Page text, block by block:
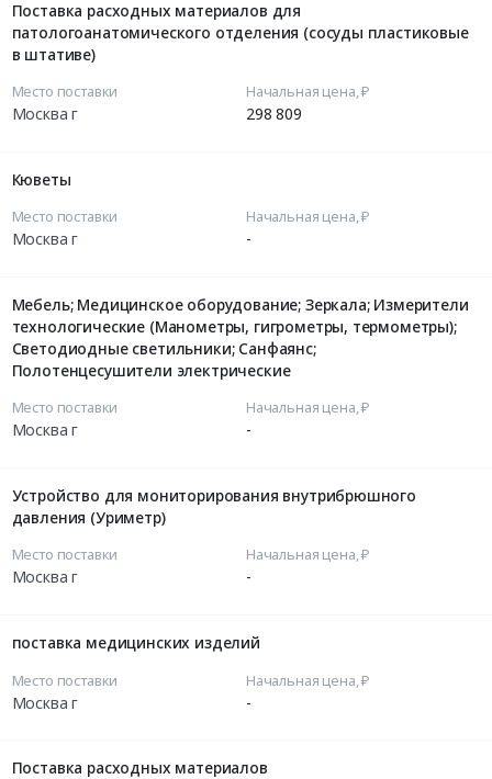
Поставка расходных материалов для
патологоанатомического отделения (сосуды пластиковые
в штативе)
Место поставки
Москва г
Начальная цена, ₽
298 809
Кюветы
Место поставки
Москва г
Начальная цена, ₽
-
Мебель; Медицинское оборудование; Зеркала; Измерители
технологические (Манометры, гигрометры, термометры);
Светодиодные светильники; Санфаянс;
Полотенцесушители электрические
Место поставки
Москва г
Начальная цена, ₽
-
Устройство для мониторирования внутрибрюшного
давления (Уриметр)
Место поставки
Москва г
Начальная цена, ₽
-
поставка медицинских изделий
Место поставки
Москва г
Начальная цена, ₽
-
Поставка расходных материалов